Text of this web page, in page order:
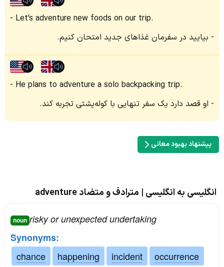
Let's adventure new foods on our trip.
بیایید در سفرمان غذاهای جدید امتحان کنیم.
He plans to adventure a solo backpacking trip.
او قصد دارد یک سفر تنهایی با کوله‌پشتی تجربه کند.
پیشنهاد بهبود معانی
انگلیسی به انگلیسی | مترادف و متضاد adventure
noun risky or unexpected undertaking
Synonyms:
chance
happening incident
occurrence